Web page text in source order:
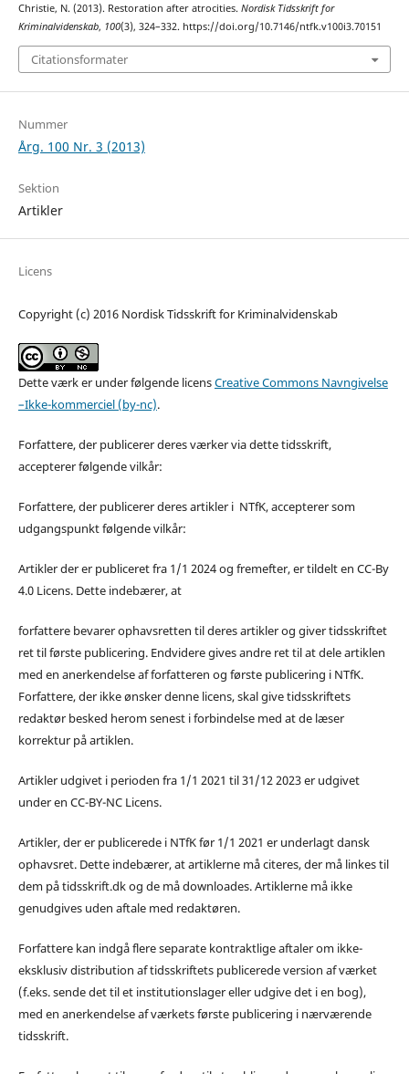
Christie, N. (2013). Restoration after atrocities. Nordisk Tidsskrift for
Kriminalvidenskab, 100(3), 324–332. https://doi.org/10.7146/ntfk.v100i3.70151
Citationsformater
Nummer
Årg. 100 Nr. 3 (2013)
Sektion
Artikler
Licens
Copyright (c) 2016 Nordisk Tidsskrift for Kriminalvidenskab
Dette værk er under følgende licensCreative Commons Navngivelse
–Ikke-kommerciel (by-nc).
Forfattere, der publicerer deres værker via dette tidsskrift,
accepterer følgende vilkår:
Forfattere, der publicerer deres artikler i NTfK, accepterer som
udgangspunkt følgende vilkår:
Artikler der er publiceret fra 1/1 2024 og fremefter, er tildelt en CC-By
4.0 Licens. Dette indebærer, at
forfattere bevarer ophavsretten til deres artikler og giver tidsskriftet
ret til første publicering. Endvidere gives andre ret til at dele artiklen
med en anerkendelse af forfatteren og første publicering i NTfK.
Forfattere, der ikke ønsker denne licens, skal give tidsskriftets
redaktør besked herom senest i forbindelse med at de læser
korrektur på artiklen.
Artikler udgivet i perioden fra 1/1 2021 til 31/12 2023 er udgivet
under en CC-BY-NC Licens.
Artikler, der er publicerede i NTfK før 1/1 2021 er underlagt dansk
ophavsret. Dette indebærer, at artiklerne må citeres, der må linkes til
dem på tidsskrift.dk og de må downloades. Artiklerne må ikke
genudgives uden aftale med redaktøren.
Forfattere kan indgå flere separate kontraktlige aftaler om ikke-
eksklusiv distribution af tidsskriftets publicerede version af værket
(f.eks. sende det til et institutionslager eller udgive det i en bog),
med en anerkendelse af værkets første publicering i nærværende
tidsskrift.